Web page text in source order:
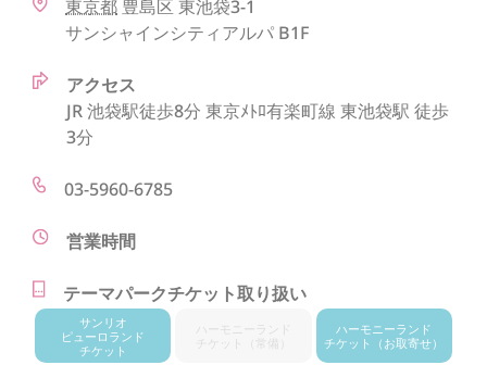
東京都 豊島区 東池袋3-1
サンシャインシティアルパ B1F
アクセス
JR 池袋駅徒歩8分 東京ﾒﾄﾛ有楽町線 東池袋駅 徒歩
3分
03-5960-6785
営業時間
テーマパークチケット取り扱い
サンリオ
ピューロランド
チケット
ランド
（常備）
ハーモニーランド
チケット
（お取寄せ）